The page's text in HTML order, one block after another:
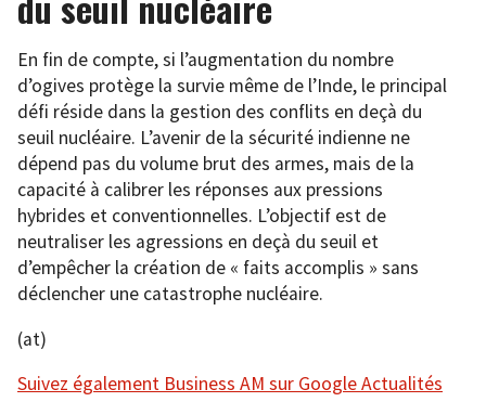
En fin de compte, si l’augmentation du nombre
d’ogives protège la survie même de l’Inde, le principal
défi réside dans la gestion des conflits en deçà du
seuil nucléaire. L’avenir de la sécurité indienne ne
dépend pas du volume brut des armes, mais de la
capacité à calibrer les réponses aux pressions
hybrides et conventionnelles. L’objectif est de
neutraliser les agressions en deçà du seuil et
d’empêcher la création de « faits accomplis » sans
déclencher une catastrophe nucléaire.
(at)
Suivez également Business AM sur Google Actualités